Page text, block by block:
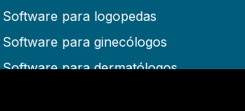
Software para logopedas
Software para ginecólogos
Software para dermatólogos